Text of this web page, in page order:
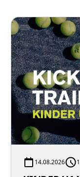
14.08.2026